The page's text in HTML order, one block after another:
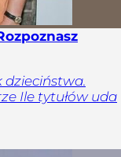
Ile tytułów uda